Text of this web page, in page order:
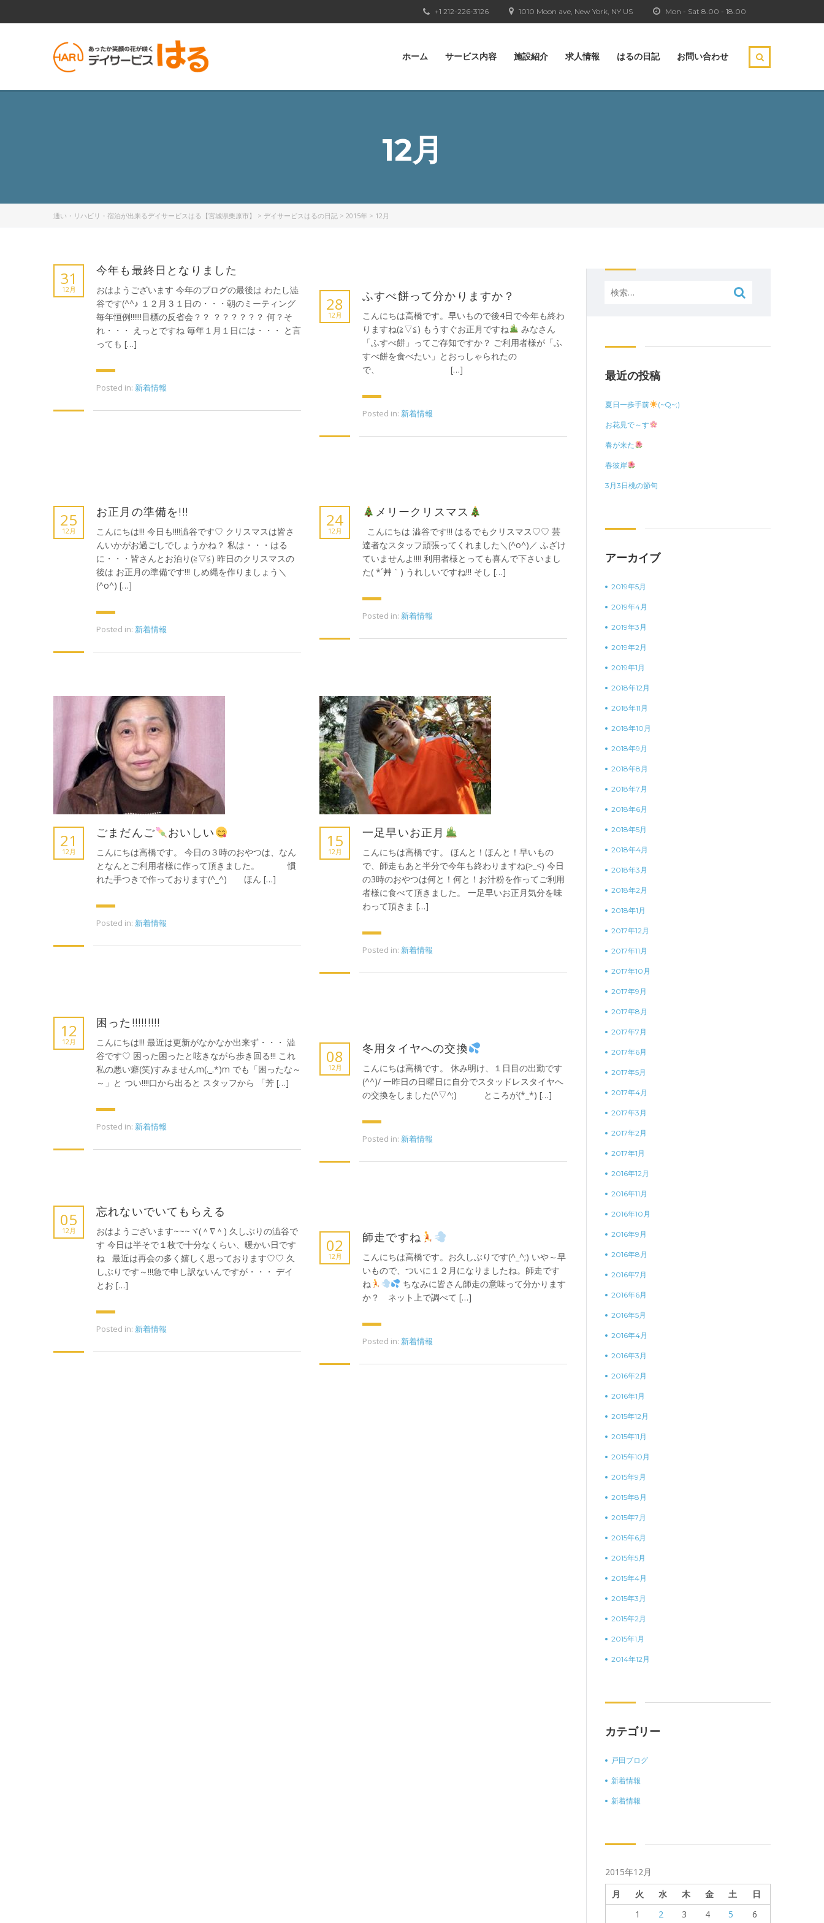
Mon - Sat 8.00 - 18.00
1010 Moon ave, New York, NY US
+1 212-226-3126
ホーム サービス内容 施設紹介 求人情報 はるの日記 お問い合わせ
12月
通い・リハビリ・宿泊が出来るデイサービスはる【宮城県栗原市】 > デイサービスはるの日記 > 2015年 > 12月
31
12月
今年も最終日となりました
おはようございます 今年のブログの最後は わたし澁
谷です(^^♪ １２月３１日の・・・朝のミーティング
毎年恒例!!!!!!目標の反省会？？ ？？？？？？ 何？そ
れ・・・ えっとですね 毎年１月１日には・・・ と言
っても […]
Posted in: 新着情報
28
12月
ふすべ餅って分かりますか？
こんにちは高橋です。早いもので後4日で今年も終わ
りますね(≧▽≦) もうすぐお正月ですね
みなさん
「ふすべ餅」ってご存知ですか？ ご利用者様が「ふ
すべ餅を食べたい」とおっしゃられたの
で、 […]
Posted in: 新着情報
25
12月
お正月の準備を!!!
こんにちは!!! 今日も!!!!澁谷です♡ クリスマスは皆さ
んいかがお過ごしでしょうかね？ 私は・・・はる
に・・・皆さんとお泊り(≧▽≦) 昨日のクリスマスの
後は お正月の準備です!!! しめ縄を作りましょう＼
(^o^) […]
Posted in: 新着情報
24
12月
メリークリスマス
こんにちは 澁谷です!!! はるでもクリスマス♡♡ 芸
達者なスタッフ頑張ってくれました＼(^o^)／ ふざけ
ていませんよ!!!! 利用者様とっても喜んで下さいまし
た( *´艸｀) うれしいですね!!! そし […]
Posted in: 新着情報
21
12月
ごまだんご おいしい
こんにちは高橋です。 今日の３時のおやつは、なん
となんとご利用者様に作って頂きました。 慣
れた手つきで作っております(^_^) ほん […]
Posted in: 新着情報
15
12月
一足早いお正月
こんにちは高橋です。 ほんと！ほんと！早いもの
で、師走もあと半分で今年も終わりますね(>_<) 今日
の3時のおやつは何と！何と！お汁粉を作ってご利用
者様に食べて頂きました。 一足早いお正月気分を味
わって頂きま […]
Posted in: 新着情報
12
12月
困った!!!!!!!!!
こんにちは!!! 最近は更新がなかなか出来ず・・・ 澁
谷です♡ 困った困ったと呟きながら歩き回る!!! これ
私の悪い癖(笑)すみませんm(._.*)m でも「困ったな～
～」と つい!!!!口から出ると スタッフから 「芳 […]
Posted in: 新着情報
08
12月
冬用タイヤへの交換
こんにちは高橋です。 休み明け、１日目の出勤です
(^^)/ 一昨日の日曜日に自分でスタッドレスタイヤへ
の交換をしました(^▽^;) ところが(*_*) […]
Posted in: 新着情報
05
12月
忘れないでいてもらえる
おはようございます~~~ヾ(＾∇＾) 久しぶりの澁谷で
す 今日は半そで１枚で十分なくらい、暖かい日です
ね 最近は再会の多く嬉しく思っております♡♡ 久
しぶりです～!!!急で申し訳ないんですが・・・ デイ
とお […]
Posted in: 新着情報
02
12月
師走ですね
こんにちは高橋です。お久しぶりです(^_^;) いや～早
いもので、ついに１２月になりましたね。師走です
ね
ちなみに皆さん師走の意味って分かります
か？ ネット上で調べて […]
Posted in: 新着情報
検
索:
最近の投稿
夏日一歩手前 (~Q~;)
お花見で～す
春が来た
春彼岸
3月3日桃の節句
アーカイブ
2019年5月
2019年4月
2019年3月
2019年2月
2019年1月
2018年12月
2018年11月
2018年10月
2018年9月
2018年8月
2018年7月
2018年6月
2018年5月
2018年4月
2018年3月
2018年2月
2018年1月
2017年12月
2017年11月
2017年10月
2017年9月
2017年8月
2017年7月
2017年6月
2017年5月
2017年4月
2017年3月
2017年2月
2017年1月
2016年12月
2016年11月
2016年10月
2016年9月
2016年8月
2016年7月
2016年6月
2016年5月
2016年4月
2016年3月
2016年2月
2016年1月
2015年12月
2015年11月
2015年10月
2015年9月
2015年8月
2015年7月
2015年6月
2015年5月
2015年4月
2015年3月
2015年2月
2015年1月
2014年12月
カテゴリー
戸田ブログ
新着情報
新着情報
2015年12月
月
火 水 木 金 土
日
1
2 3 4 5 6